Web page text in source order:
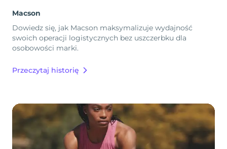
Macson
Dowiedz się, jak Macson maksymalizuje wydajność
swoich operacji logistycznych bez uszczerbku dla
osobowości marki.
Przeczytaj historię